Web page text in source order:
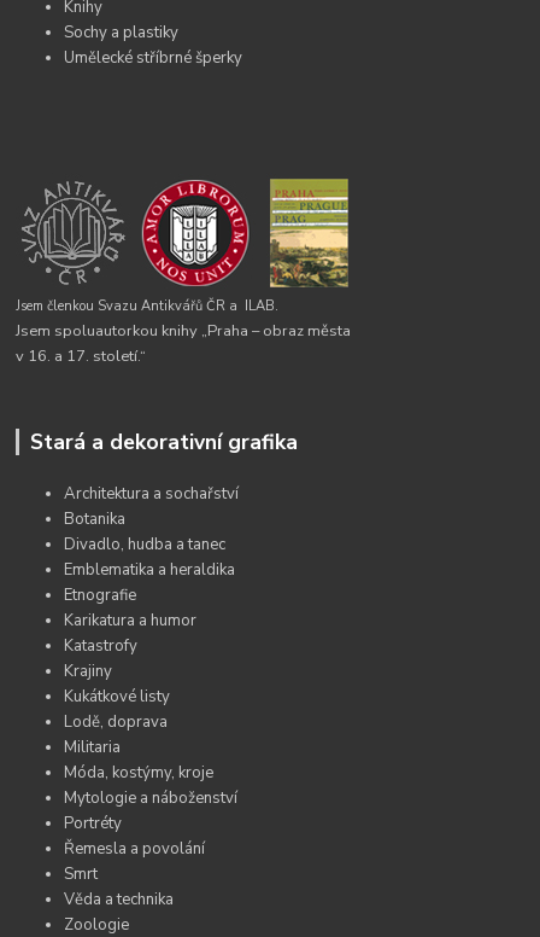
Knihy
Sochy a plastiky
Umělecké stříbrné šperky
Jsem členkou Svazu Antikvářů ČR a ILAB.
Jsem spoluautorkou knihy „Praha – obraz města
v 16. a 17. století.“
Stará a dekorativní grafika
Architektura a sochařství
Botanika
Divadlo, hudba a tanec
Emblematika a heraldika
Etnografie
Karikatura a humor
Katastrofy
Krajiny
Kukátkové listy
Lodě, doprava
Militaria
Móda, kostýmy, kroje
Mytologie a náboženství
Portréty
Řemesla a povolání
Smrt
Věda a technika
Zoologie